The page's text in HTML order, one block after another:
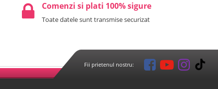
Comenzi si plati 100% sigure
Toate datele sunt transmise securizat
Fii prietenul nostru: